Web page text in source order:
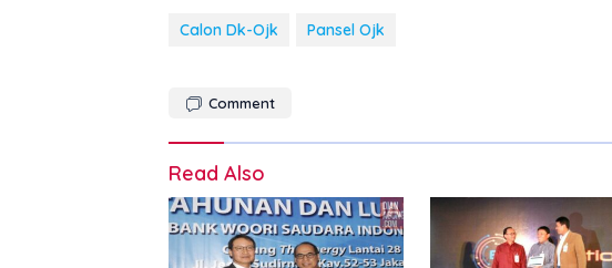
Calon Dk-Ojk Pansel Ojk
Comment
Read Also